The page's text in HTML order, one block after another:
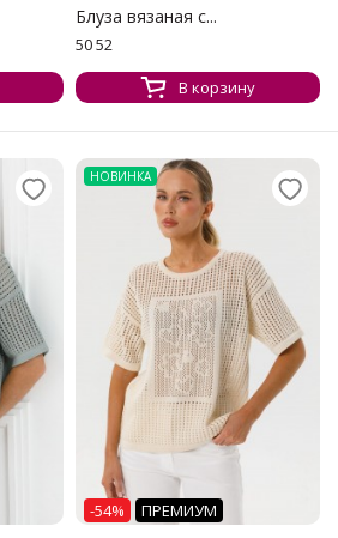
Блуза вязаная с...
50 52
В корзину
НОВИНКА
-54% ПРЕМИУМ